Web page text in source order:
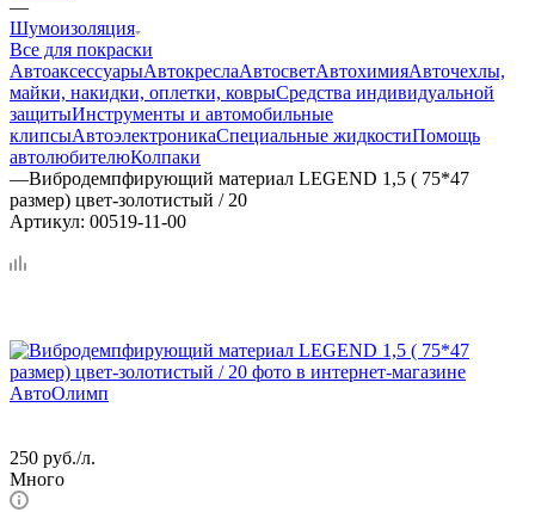
—
Шумоизоляция
Все для покраски
АвтоаксессуарыАвтокреслаАвтосветАвтохимияАвточехлы,
майки, накидки, оплетки, коврыСредства индивидуальной
защитыИнструменты и автомобильные
клипсыАвтоэлектроникаСпециальные жидкостиПомощь
автолюбителюКолпаки
—Вибродемпфирующий материал LEGEND 1,5 ( 75*47
размер) цвет-золотистый / 20
Артикул: 00519-11-00
250 руб./л.
Много